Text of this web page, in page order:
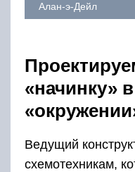
Алан-э-Дейл
«начинку»
Ведущий
схемотехникам,